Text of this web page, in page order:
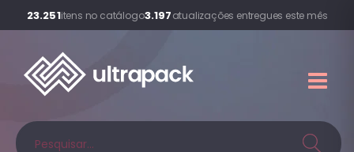
23.251itens no catálogo3.197atualizações entregues este mês